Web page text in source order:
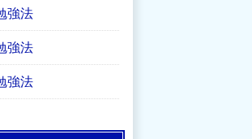
強法
強法
強法